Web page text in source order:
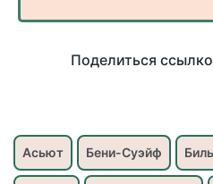
Поделиться
Асьют Бени-Суэйф